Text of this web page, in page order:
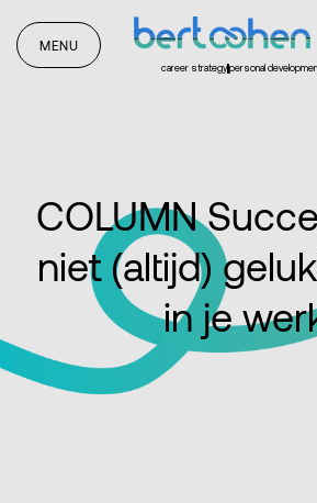
MENU
career strategy personal
COLUMN
niet (altijd)
in je